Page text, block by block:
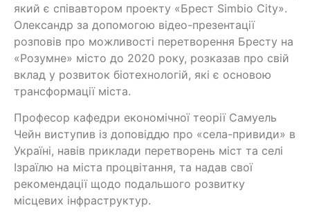
який є співавтором проекту «Брест Simbio City».
Олександр за допомогою відео-презентації
розповів про можливості перетворення Бресту на
«Розумне» місто до 2020 року, розказав про свій
вклад у розвиток біотехнологій, які є основою
трансформації міста.
Професор кафедри економічної теорії Самуель
Чейн виступив із доповіддю про «села-привиди» в
Україні, навів приклади перетворень міст та селі
Ізраїлю на міста процвітання, та надав свої
рекомендації щодо подальшого розвитку
місцевих інфраструктур.